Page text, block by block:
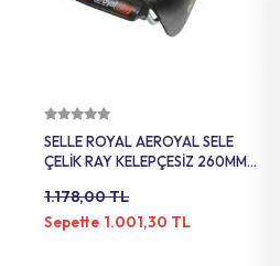
SELLE ROYAL AEROYAL SELE
ÇELİK RAY KELEPÇESİZ 260MM
1.178,00 TL
Sepette 1.001,30 TL